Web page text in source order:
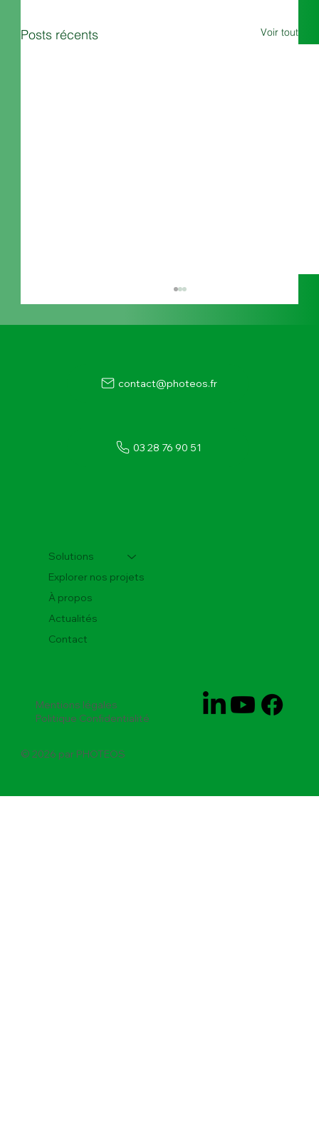
Posts récents Voir tout
Centrale photovoltaïque sur toiture : le rôle
03 28 76 90 51
contact@photeos.fr
Solutions
Explorer nos projets
À propos
Actualités
Contact
Mentions légales
Politique Confidentialité
© 2026 par PHOTEOS